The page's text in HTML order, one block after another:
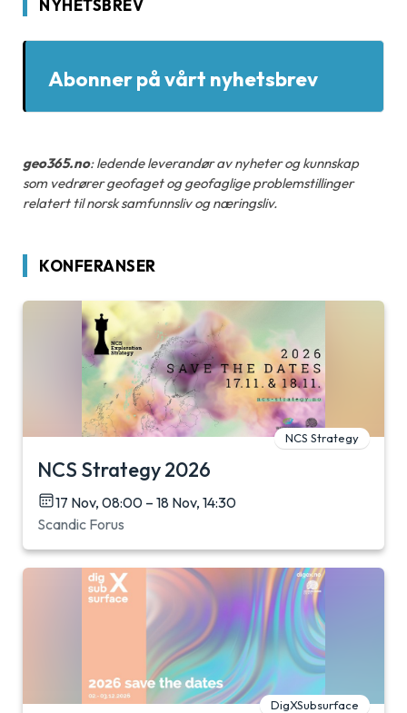
NYHETSBREV
Abonner på vårt nyhetsbrev
geo365.no: ledende leverandør av nyheter og kunnskap
som vedrører geofaget og geofaglige problemstillinger
relatert til norsk samfunnsliv og næringsliv.
KONFERANSER
NCS Strategy
NCS Strategy 2026
17 Nov, 08:00 – 18 Nov, 14:30
Scandic Forus
DigXSubsurface